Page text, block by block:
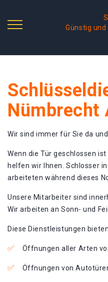
Günstig
Nümbrecht
Wir sind immer für Sie da
Wenn die Tür geschlossen
helfen wir Ihnen. Schlosser
arbeiteten während dieses
Unsere Mitarbeiter sind
Wir arbeiten an Sonn- und
Diese Dienstleistungen
Öffnungen aller Arten
Öffnungen von